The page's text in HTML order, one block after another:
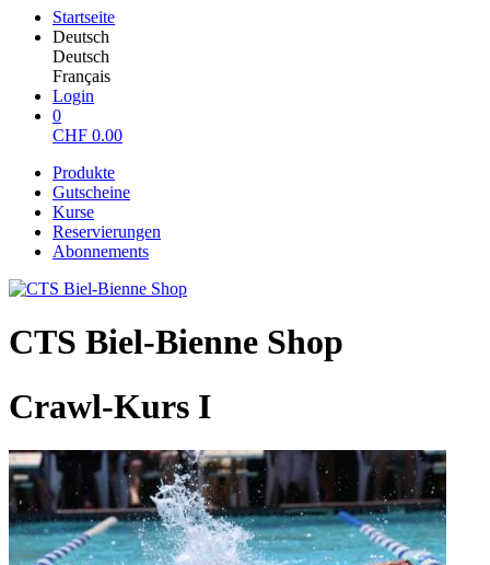
Startseite
Deutsch
Deutsch
Français
Login
0
CHF 0.00
Produkte
Gutscheine
Kurse
Reservierungen
Abonnements
CTS Biel-Bienne Shop
Crawl-Kurs I